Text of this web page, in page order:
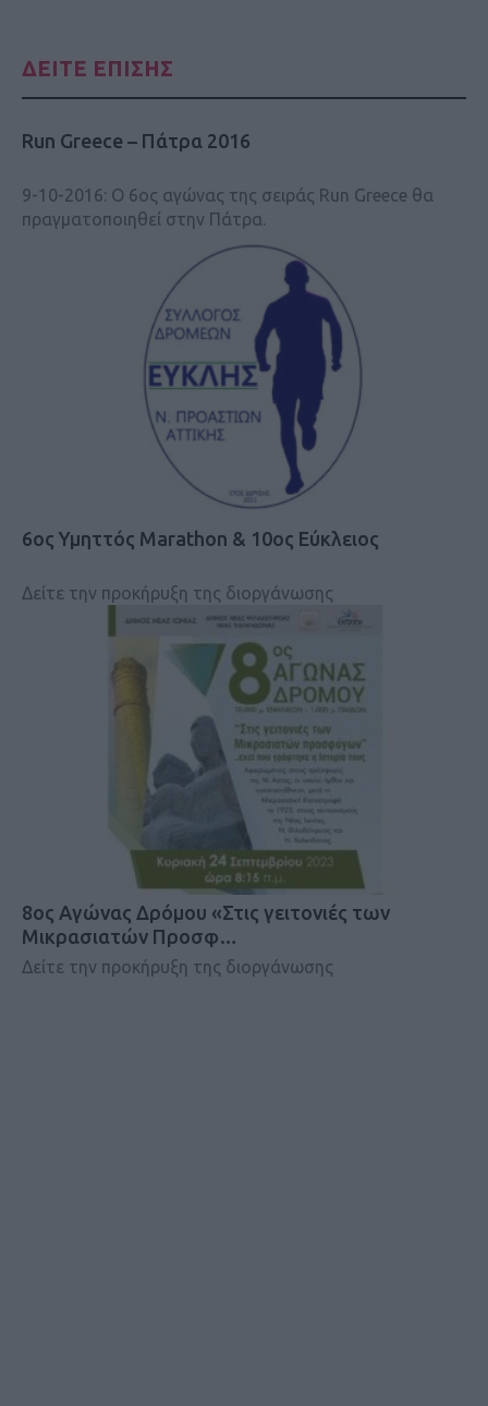
ΔΕΙΤΕ ΕΠΙΣΗΣ
Run Greece – Πάτρα 2016
9-10-2016: O 6ος αγώνας της σειράς Run Greece θα
πραγματοποιηθεί στην Πάτρα.
6ος Υμηττός Marathon & 10ος Εύκλειος
Δείτε την προκήρυξη της διοργάνωσης
8ος Αγώνας Δρόμου «Στις γειτονιές των
Μικρασιατών Προσφ…
Δείτε την προκήρυξη της διοργάνωσης